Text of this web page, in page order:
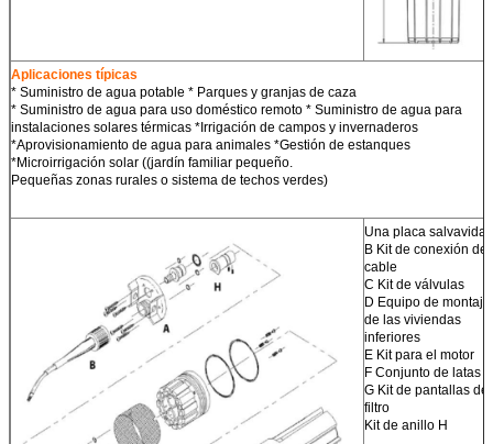
empalmar
*Acepta una
variedad de cables
Incluida la bomba de ballena.
Bomba de agua solar
Cables de 3 metros
Ventajas.
La mejor bomba solar de tipo competitivo para succión dentro de 30M
Aplicaciones típicas
* Suministro de agua potable * Parques y granjas de caza
* Suministro de agua para uso doméstico remoto * Suministro de agua para
instalaciones solares térmicas *Irrigación de campos y invernaderos
*Aprovisionamiento de agua para animales *Gestión de estanques
*Microirrigación solar ((jardín familiar pequeño.
Pequeñas zonas rurales o sistema de techos verdes)
Una placa salvavidas
B Kit de conexión de
cable
C Kit de válvulas
D Equipo de montaje
de las viviendas
inferiores
E Kit para el motor
F Conjunto de latas
G Kit de pantallas de
filtro
Kit de anillo H